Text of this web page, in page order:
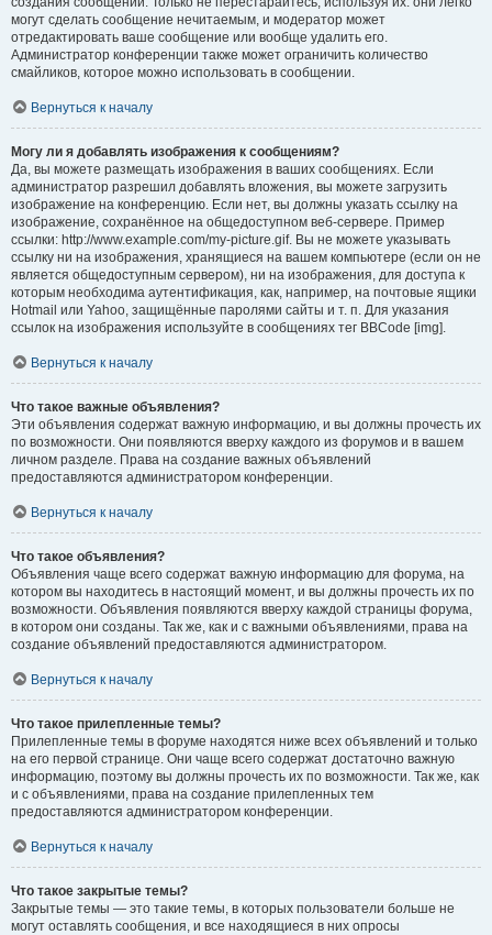
могут сделать сообщение нечитаемым, и модератор может
отредактировать ваше сообщение или вообще удалить его.
Администратор конференции также может ограничить количество
смайликов, которое можно использовать в сообщении.
Вернуться к началу
Могу ли я добавлять изображения к сообщениям?
Да, вы можете размещать изображения в ваших сообщениях. Если
администратор разрешил добавлять вложения, вы можете загрузить
изображение на конференцию. Если нет, вы должны указать ссылку на
изображение, сохранённое на общедоступном веб-сервере. Пример
ссылки: http://www.example.com/my-picture.gif. Вы не можете указывать
ссылку ни на изображения, хранящиеся на вашем компьютере (если он не
является общедоступным сервером), ни на изображения, для доступа к
которым необходима аутентификация, как, например, на почтовые ящики
Hotmail или Yahoo, защищённые паролями сайты и т. п. Для указания
ссылок на изображения используйте в сообщениях тег BBCode [img].
Вернуться к началу
Что такое важные объявления?
Эти объявления содержат важную информацию, и вы должны прочесть их
по возможности. Они появляются вверху каждого из форумов и в вашем
личном разделе. Права на создание важных объявлений
предоставляются администратором конференции.
Вернуться к началу
Что такое объявления?
Объявления чаще всего содержат важную информацию для форума, на
котором вы находитесь в настоящий момент, и вы должны прочесть их по
возможности. Объявления появляются вверху каждой страницы форума,
в котором они созданы. Так же, как и с важными объявлениями, права на
создание объявлений предоставляются администратором.
Вернуться к началу
Что такое прилепленные темы?
Прилепленные темы в форуме находятся ниже всех объявлений и только
на его первой странице. Они чаще всего содержат достаточно важную
информацию, поэтому вы должны прочесть их по возможности. Так же, как
и с объявлениями, права на создание прилепленных тем
предоставляются администратором конференции.
Вернуться к началу
Что такое закрытые темы?
Закрытые темы — это такие темы, в которых пользователи больше не
могут оставлять сообщения, и все находящиеся в них опросы